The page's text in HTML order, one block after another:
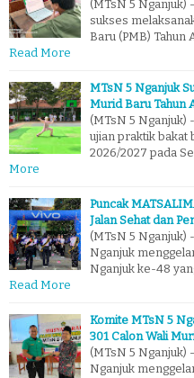
(MTsN 5 Nganjuk)
sukses
Baru (PMB) Tahun
Read More
MTsN 5 Nganjuk
Murid Baru Tahun
(MTsN 5 Nganjuk)
ujian praktik bakat
2026/2027 pada
More
Puncak
Jalan Sehat dan
(MTsN 5 Nganjuk)
Nganjuk
Nganjuk ke-48
Read More
Komite MTsN 5
301 Calon Wali
(MTsN 5 Nganjuk)
Nganjuk